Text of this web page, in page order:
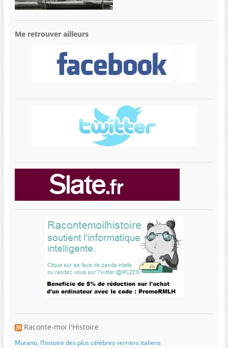
Me retrouver ailleurs
Raconte-moi l'Histoire
Murano, l’histoire des plus célèbres verriers italiens